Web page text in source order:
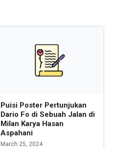
Puisi Poster Pertunjukan
Dario Fo di Sebuah Jalan di
Milan Karya Hasan
Aspahani
March 25, 2024